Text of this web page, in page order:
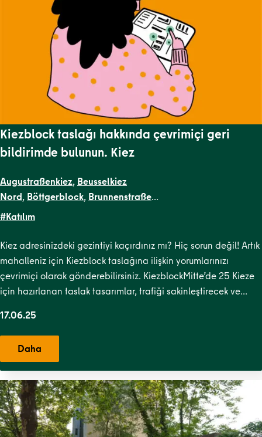
Kiezblock taslağı hakkında çevrimiçi geri
bildirimde bulunun. Kiez
Augustraßenkiez, Beusselkiez
Nord, Böttgerblock, Brunnenstraße
West ,
Straße,Malplaquetkiez,Moabit West ,Ottopark,Rosa-
Luxemburg-Platz,Scheunenviertel,Schillerpark
Süd,Soldiner Kiez Ost,Soldiner Kiez West,Stephankiez,TR
Kiezblocks 1,Uferstraßenkiez,Wilsnacker Straße
#Katılım
Kiez adresinizdeki gezintiyi kaçırdınız mı? Hiç sorun değil! Artık
mahalleniz için Kiezblock taslağına ilişkin yorumlarınızı
çevrimiçi olarak gönderebilirsiniz. KiezblockMitte’de 25 Kieze
için hazırlanan taslak tasarımlar, trafiği sakinleştirecek ve…
17.06.25
Daha